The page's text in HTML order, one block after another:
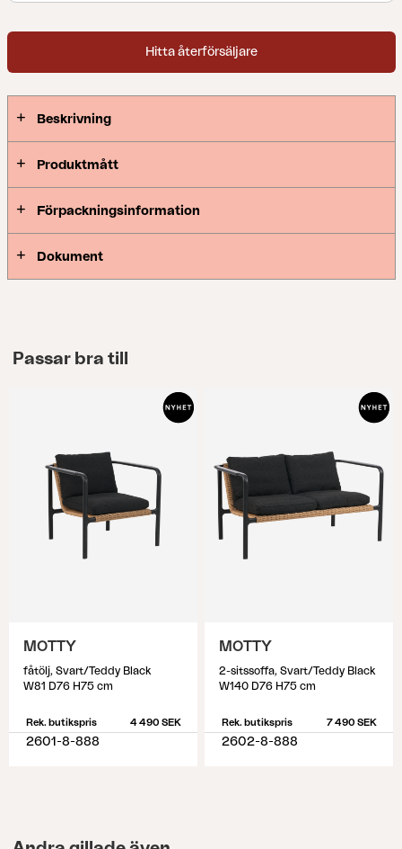
att anpassa till olika sammanhang – alltid med
samma genomtänkta uttryck. Ett bord som sprider
Hitta återförsäljare
Beskrivning
Produktmått
Förpackningsinformation
Dokument
Passar bra till
MOTTY
fåtölj, Svart/Teddy Black
W81 D76 H75 cm
Rek. butikspris 4 490 SEK
2601-8-888
MOTTY
2-sitssoffa, Svart/Teddy Black
W140 D76 H75 cm
Rek. butikspris 7 490 SEK
2602-8-888